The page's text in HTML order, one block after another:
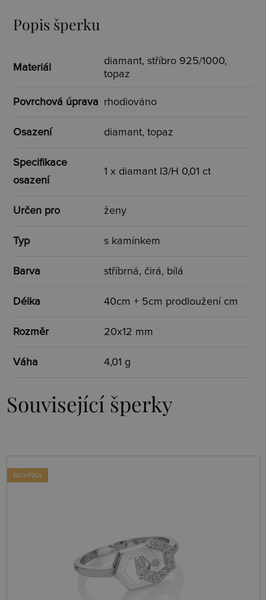
Popis šperku
Materiál
diamant, stříbro 925/1000,
topaz
Povrchová úprava rhodiováno
Osazení diamant, topaz
Specifikace
osazení
1 x diamant I3/H 0,01 ct
Určen pro ženy
Typ s kamínkem
Barva stříbrná, čirá, bílá
Délka 40cm + 5cm prodloužení cm
Rozměr 20x12 mm
Váha 4,01 g
Související šperky
NOVINKA